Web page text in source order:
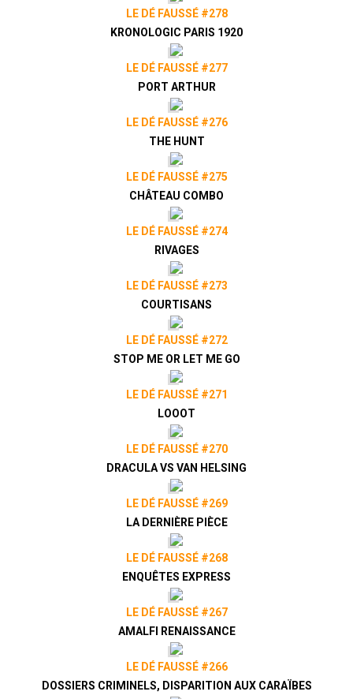
LE DÉ FAUSSÉ #278
KRONOLOGIC PARIS 1920
LE DÉ FAUSSÉ #277
PORT ARTHUR
LE DÉ FAUSSÉ #276
THE HUNT
LE DÉ FAUSSÉ #275
CHÂTEAU COMBO
LE DÉ FAUSSÉ #274
RIVAGES
LE DÉ FAUSSÉ #273
COURTISANS
LE DÉ FAUSSÉ #272
STOP ME OR LET ME GO
LE DÉ FAUSSÉ #271
LOOOT
LE DÉ FAUSSÉ #270
DRACULA VS VAN HELSING
LE DÉ FAUSSÉ #269
LA DERNIÈRE PIÈCE
LE DÉ FAUSSÉ #268
ENQUÊTES EXPRESS
LE DÉ FAUSSÉ #267
AMALFI RENAISSANCE
LE DÉ FAUSSÉ #266
DOSSIERS CRIMINELS, DISPARITION AUX CARAÏBES